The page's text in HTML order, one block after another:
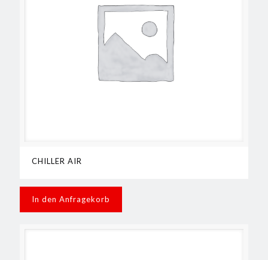
CHILLER AIR
In den Anfragekorb